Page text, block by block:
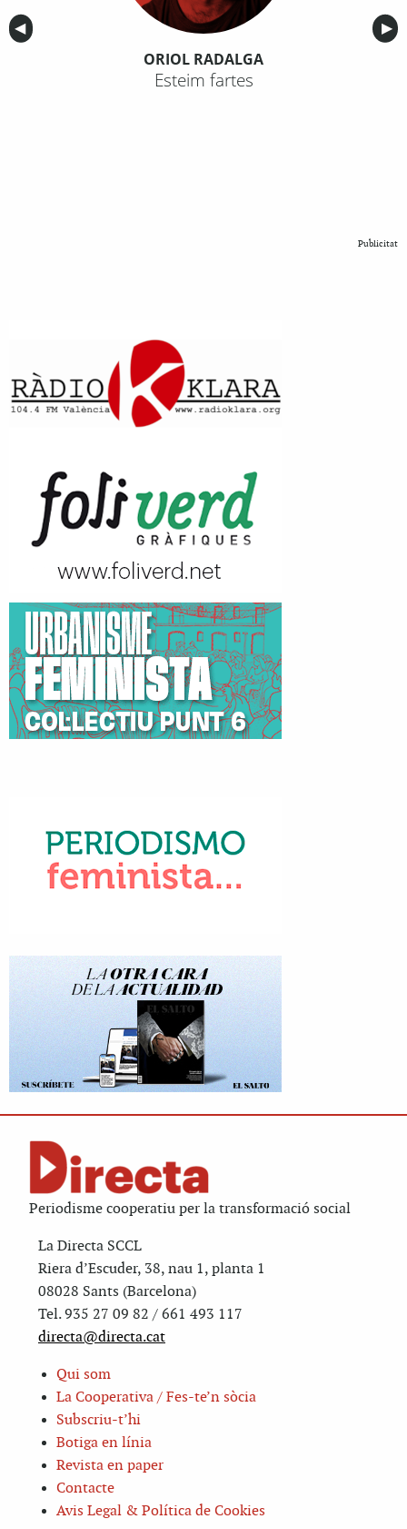
Anterior
◀︎ ▶︎
ORIOL RADALGA
Esteim fartes
Publicitat
Periodisme cooperatiu per la transformació social
La Directa SCCL
Riera d’Escuder, 38, nau 1, planta 1
08028 Sants (Barcelona)
Tel. 935 27 09 82 / 661 493 117
directa@directa.cat
Qui som
La Cooperativa / Fes-te’n sòcia
Subscriu-t’hi
Botiga en línia
Revista en paper
Contacte
Avis Legal & Política de Cookies